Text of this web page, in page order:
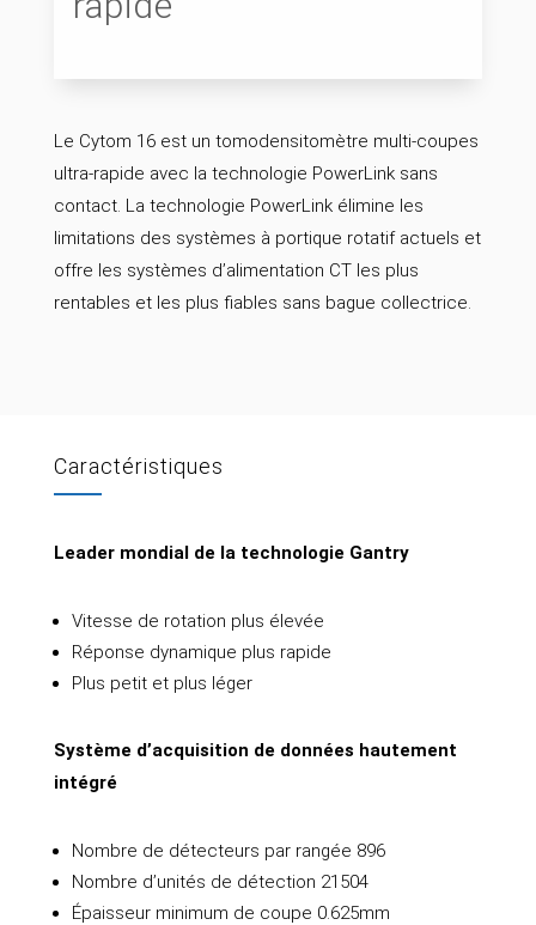
Le Cytom 16 est un tomodensitomètre multi-coupes
ultra-rapide avec la technologie PowerLink sans
contact. La technologie PowerLink élimine les
limitations des systèmes à portique rotatif actuels et
offre les systèmes d’alimentation CT les plus
rentables et les plus fiables sans bague collectrice.
Caractéristiques
Leader mondial de la technologie Gantry
Vitesse de rotation plus élevée
Réponse dynamique plus rapide
Plus petit et plus léger
Système d’acquisition de données hautement
intégré
Nombre de détecteurs par rangée 896
Nombre d’unités de détection 21504
Épaisseur minimum de coupe 0.625mm